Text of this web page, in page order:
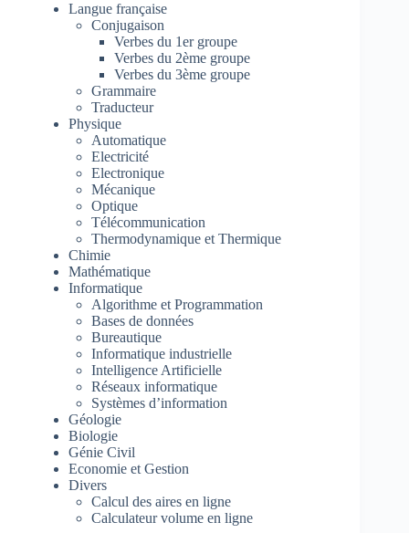
Langue française
Conjugaison
Verbes du 1er groupe
Verbes du 2ème groupe
Verbes du 3ème groupe
Grammaire
Traducteur
Physique
Automatique
Electricité
Electronique
Mécanique
Optique
Télécommunication
Thermodynamique et Thermique
Chimie
Mathématique
Informatique
Algorithme et Programmation
Bases de données
Bureautique
Informatique industrielle
Intelligence Artificielle
Réseaux informatique
Systèmes d’information
Géologie
Biologie
Génie Civil
Economie et Gestion
Divers
Calcul des aires en ligne
Calculateur volume en ligne